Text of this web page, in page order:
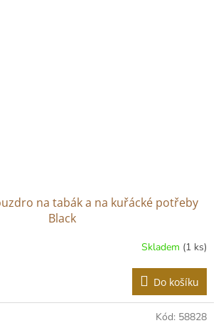
na tabák a na kuřácké potřeby
Black
Skladem (1 ks)
Do košíku
Kód: 58828